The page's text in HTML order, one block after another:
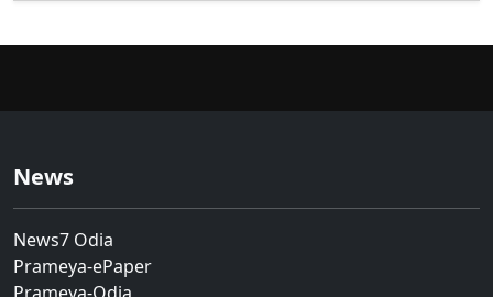
News
News7 Odia
Prameya-ePaper